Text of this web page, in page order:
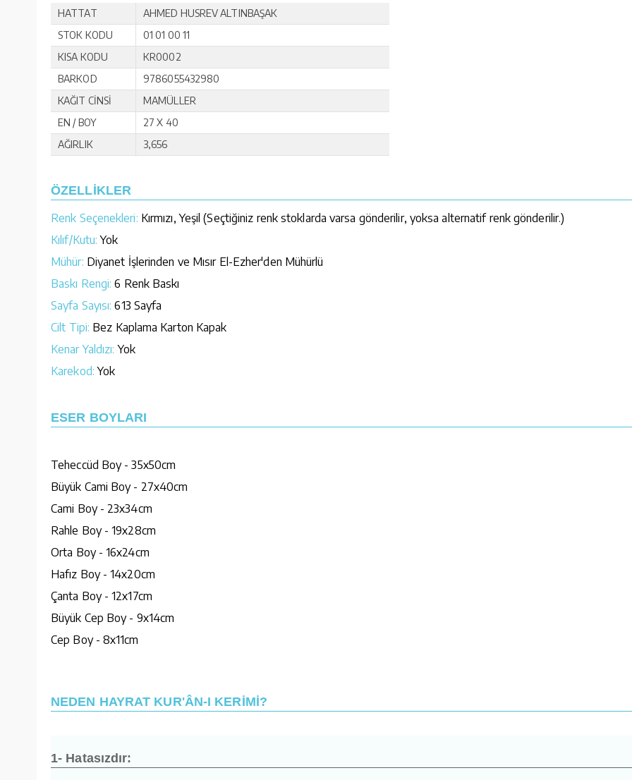
HATTAT
AHMED HUSREV ALTINBAŞAK
STOK KODU
01 01 00 11
KISA KODU
KR0002
BARKOD
9786055432980
KAĞIT CİNSİ
MAMÜLLER
EN / BOY
27 X 40
AĞIRLIK
3,656
ÖZELLİKLER
Renk Seçenekleri: Kırmızı, Yeşil (Seçtiğiniz renk stoklarda varsa gönderilir, yoksa alternatif renk gönderilir.)
Kılıf/Kutu: Yok
Mühür: Diyanet İşlerinden ve Mısır El-Ezher'den Mühürlü
Baskı Rengi: 6 Renk Baskı
Sayfa Sayısı: 613 Sayfa
Cilt Tipi: Bez Kaplama Karton Kapak
Kenar Yaldızı: Yok
Karekod: Yok
ESER BOYLARI
Teheccüd Boy - 35x50cm
Büyük Cami Boy - 27x40cm
Cami Boy - 23x34cm
Rahle Boy - 19x28cm
Orta Boy - 16x24cm
Hafız Boy - 14x20cm
Çanta Boy - 12x17cm
Büyük Cep Boy - 9x14cm
Cep Boy - 8x11cm
NEDEN HAYRAT KUR'ÂN-I KERİMİ?
1- Hatasızdır: